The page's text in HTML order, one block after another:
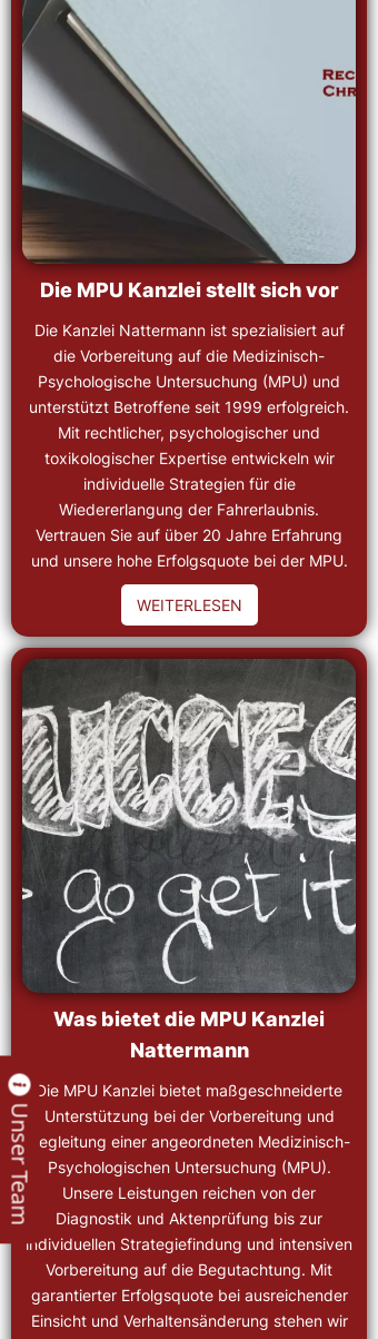
Die MPU Kanzlei stellt sich vor
Die Kanzlei Nattermann ist spezialisiert auf
die Vorbereitung auf die Medizinisch-
Psychologische Untersuchung (MPU) und
unterstützt Betroffene seit 1999 erfolgreich.
Mit rechtlicher, psychologischer und
toxikologischer Expertise entwickeln wir
individuelle Strategien für die
Wiedererlangung der Fahrerlaubnis.
Vertrauen Sie auf über 20 Jahre Erfahrung
und unsere hohe Erfolgsquote bei der MPU.
WEITERLESEN
Was bietet die MPU Kanzlei
Nattermann
Die MPU Kanzlei bietet maßgeschneiderte
Unterstützung bei der Vorbereitung und
Begleitung einer angeordneten Medizinisch-
Psychologischen Untersuchung (MPU).
Unsere Leistungen reichen von der
Diagnostik und Aktenprüfung bis zur
individuellen Strategiefindung und intensiven
Vorbereitung auf die Begutachtung. Mit
garantierter Erfolgsquote bei ausreichender
Einsicht und Verhaltensänderung stehen wir
Unser Team